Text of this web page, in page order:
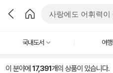
국내도서 여행
이 분야에 17,391개의 상품이 있습니다.